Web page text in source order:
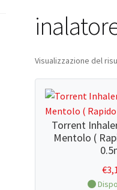
Visualizzazione del
Torrent
Mentolo (
€